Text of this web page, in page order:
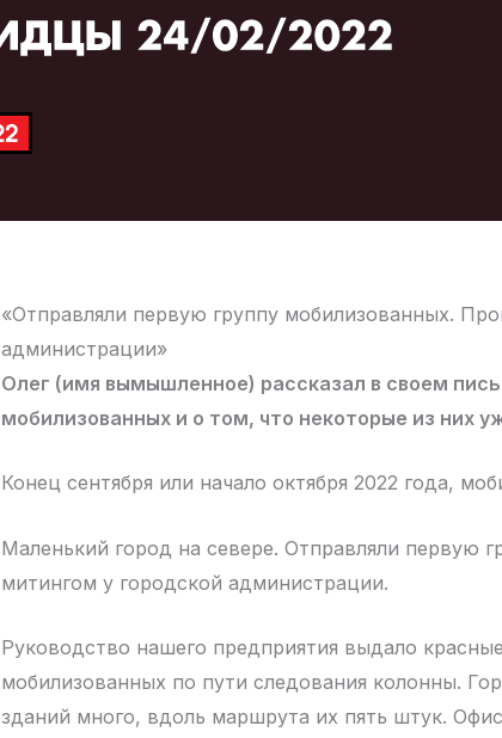
«Отправляли первую группу мобилизованных.
администрации»
Олег (имя вымышленное) рассказал в своем
мобилизованных и о том, что некоторые из них
Конец сентября или начало октября 2022 года,
Маленький город на севере. Отправляли первую
митингом у городской администрации.
Руководство нашего предприятия выдало
мобилизованных по пути следования колонны.
зданий много, вдоль маршрута их пять штук.